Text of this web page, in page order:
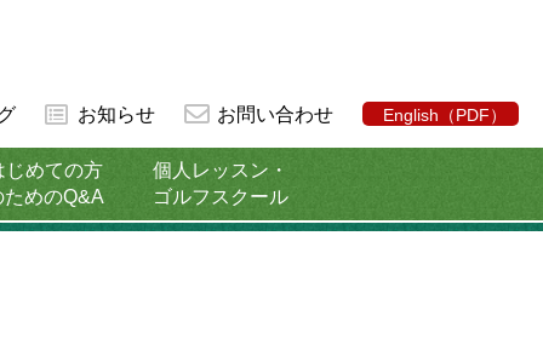
じめての方
ためのQ&A
個人レッスン・
ゴルフスクール
お知らせ お問い合わせ English（PDF）